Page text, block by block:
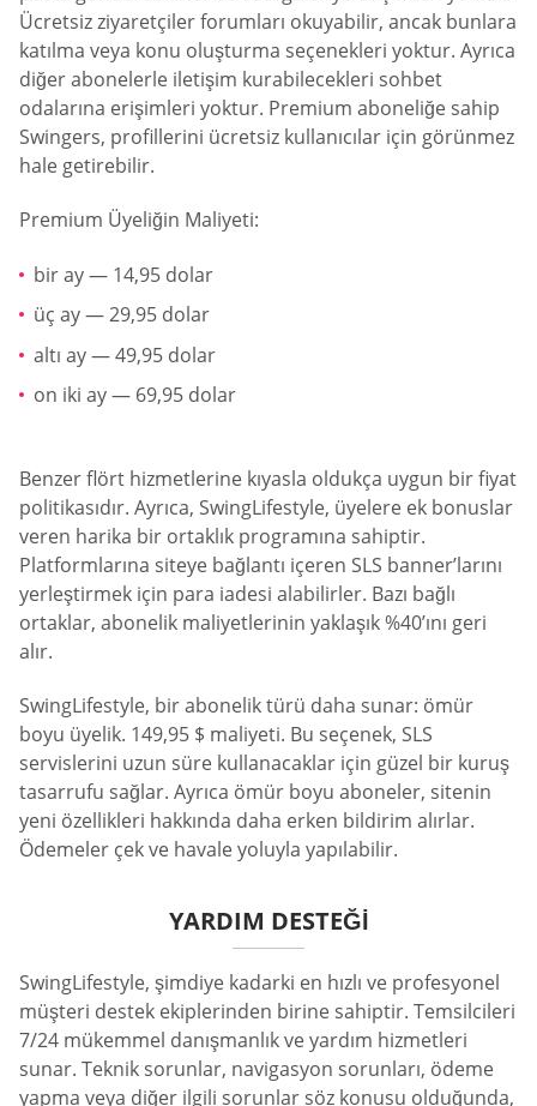
Ücretsiz ziyaretçiler forumları okuyabilir, ancak bunlara
katılma veya konu oluşturma seçenekleri yoktur. Ayrıca
diğer abonelerle iletişim kurabilecekleri sohbet
odalarına erişimleri yoktur. Premium aboneliğe sahip
Swingers, profillerini ücretsiz kullanıcılar için görünmez
hale getirebilir.
Premium Üyeliğin Maliyeti:
bir ay — 14,95 dolar
üç ay — 29,95 dolar
altı ay — 49,95 dolar
on iki ay — 69,95 dolar
Benzer flört hizmetlerine kıyasla oldukça uygun bir fiyat
politikasıdır. Ayrıca, SwingLifestyle, üyelere ek bonuslar
veren harika bir ortaklık programına sahiptir.
Platformlarına siteye bağlantı içeren SLS banner’larını
yerleştirmek için para iadesi alabilirler. Bazı bağlı
ortaklar, abonelik maliyetlerinin yaklaşık %40’ını geri
alır.
SwingLifestyle, bir abonelik türü daha sunar: ömür
boyu üyelik. 149,95 $ maliyeti. Bu seçenek, SLS
servislerini uzun süre kullanacaklar için güzel bir kuruş
tasarrufu sağlar. Ayrıca ömür boyu aboneler, sitenin
yeni özellikleri hakkında daha erken bildirim alırlar.
Ödemeler çek ve havale yoluyla yapılabilir.
YARDIM DESTEĞI
SwingLifestyle, şimdiye kadarki en hızlı ve profesyonel
müşteri destek ekiplerinden birine sahiptir. Temsilcileri
7/24 mükemmel danışmanlık ve yardım hizmetleri
sunar. Teknik sorunlar, navigasyon sorunları, ödeme
yapma veya diğer ilgili sorunlar söz konusu olduğunda,